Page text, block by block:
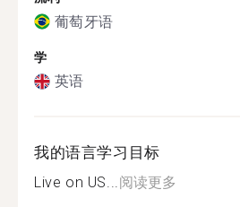
葡萄牙语
学
英语
我的语言学习目标
Live on US...阅读更多